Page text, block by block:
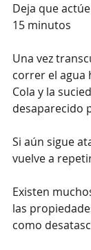
Deja que
15 minutos
Una vez
correr el agua
Cola y la
desaparecido
Si aún sigue
vuelve a
Existen
las
como